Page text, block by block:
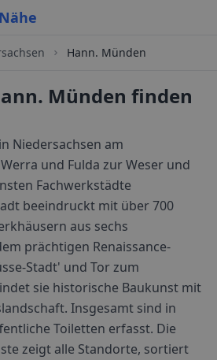
Hann. Münden
Münden finden
Niedersachsen am
und Fulda zur Weser und
Fachwerkstädte
beeindruckt mit über 700
aus sechs
prächtigen Renaissance-
Stadt' und Tor zum
sie historische Baukunst mit
Insgesamt sind in
Toiletten erfasst. Die
zeigt alle Standorte, sortiert